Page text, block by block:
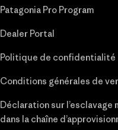
Patagonia Pro Program
Dealer Portal
Politique de confidentialité
Conditions générales de
Déclaration sur l’esclavage
dans la chaîne